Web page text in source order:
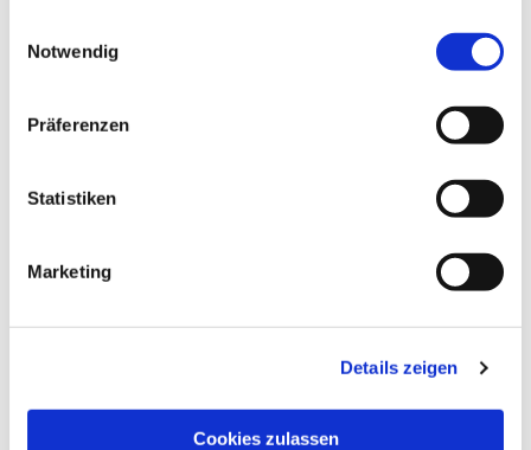
Notwendig
Präferenzen
Statistiken
Marketing
Details zeigen
Cookies zulassen